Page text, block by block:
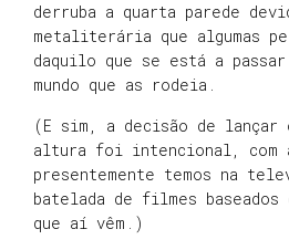
derruba a quarta parede
metaliterária que algumas
daquilo que se está a
mundo que as rodeia.
(E sim, a decisão de
altura foi intencional, com
presentemente temos na
batelada de filmes baseados
que aí vêm.)